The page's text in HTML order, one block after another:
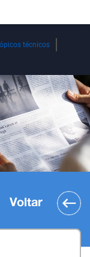
técnicos
Voltar